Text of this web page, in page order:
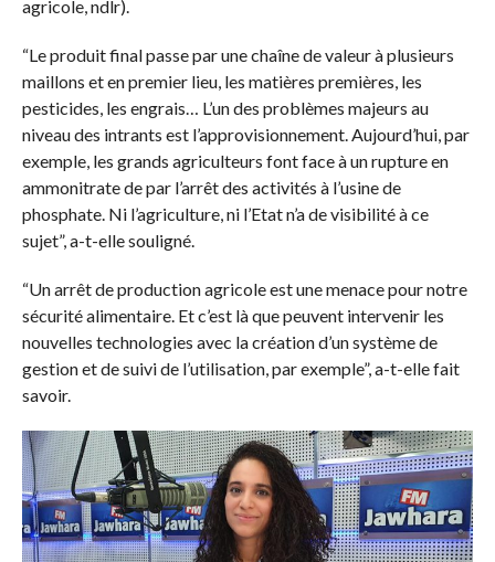
agricole, ndlr).
“Le produit final passe par une chaîne de valeur à plusieurs
maillons et en premier lieu, les matières premières, les
pesticides, les engrais… L’un des problèmes majeurs au
niveau des intrants est l’approvisionnement. Aujourd’hui, par
exemple, les grands agriculteurs font face à un rupture en
ammonitrate de par l’arrêt des activités à l’usine de
phosphate. Ni l’agriculture, ni l’Etat n’a de visibilité à ce
sujet”, a-t-elle souligné.
“Un arrêt de production agricole est une menace pour notre
sécurité alimentaire. Et c’est là que peuvent intervenir les
nouvelles technologies avec la création d’un système de
gestion et de suivi de l’utilisation, par exemple”, a-t-elle fait
savoir.